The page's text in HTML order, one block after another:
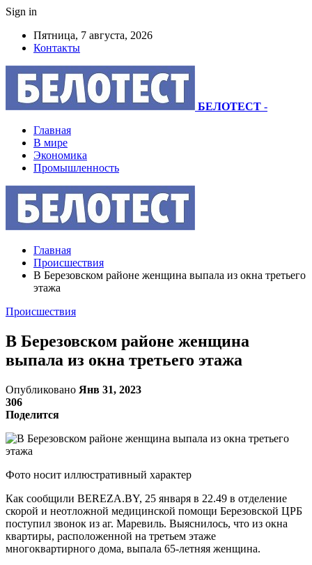
Sign in
Пятница, 7 августа, 2026
Контакты
БЕЛОТЕСТ -
Главная
В мире
Экономика
Промышленность
Главная
Происшествия
В Березовском районе женщина выпала из окна третьего
этажа
Происшествия
В Березовском районе женщина
выпала из окна третьего этажа
Опубликовано Янв 31, 2023
306
Поделится
Фото носит иллюстративный характер
Как сообщили BEREZA.BY, 25 января в 22.49 в отделение
скорой и неотложной медицинской помощи Березовской ЦРБ
поступил звонок из аг. Маревиль. Выяснилось, что из окна
квартиры, расположенной на третьем этаже
многоквартирного дома, выпала 65-летняя женщина.